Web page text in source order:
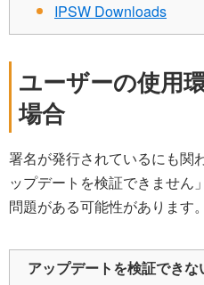
IPSW Downloads
ユーザーの使用
場合
署名が発行されているにも関
ップデートを検証できません
問題がある可能性があります。
アップデートを検証できな